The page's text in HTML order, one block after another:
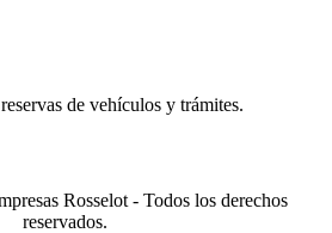
de vehículos y trámites.
Rosselot - Todos los derechos
reservados.